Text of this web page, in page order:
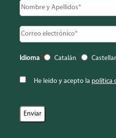
Idioma * Catalán
He leído y acepto la política